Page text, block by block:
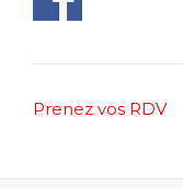
Post
Prenez vos RDV